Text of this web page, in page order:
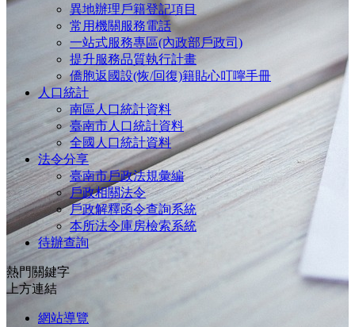
異地辦理戶籍登記項目
常用機關服務電話
一站式服務專區(內政部戶政司)
提升服務品質執行計畫
僑胞返國設(恢/回復)籍貼心叮嚀手冊
人口統計
南區人口統計資料
臺南市人口統計資料
全國人口統計資料
法令分享
臺南市戶政法規彙編
戶政相關法令
戶政解釋函令查詢系統
本所法令庫房檢索系統
待辦查詢
熱門關鍵字
上方連結
網站導覽